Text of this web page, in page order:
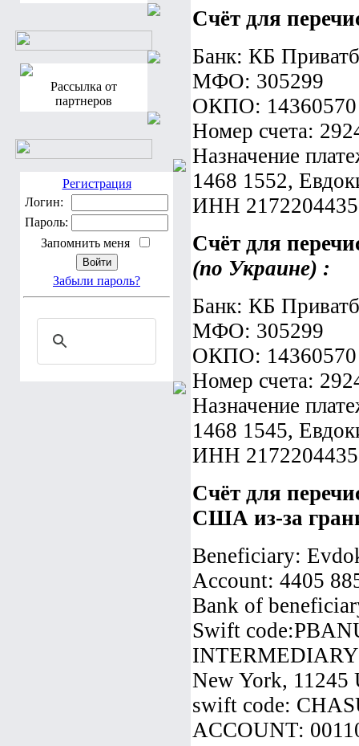
Рассылка от
партнеров
Регистрация
Логин:
Пароль:
Запомнить меня
Забыли пароль?
Счёт для
Банк: КБ
МФО: 305299
ОКПО: 14360570
Номер счета:
Назначение
1468 1552,
ИНН 2172204435
Счёт для
(по Украине) :
Банк: КБ
МФО: 305299
ОКПО: 14360570
Номер счета:
Назначение
1468 1545,
ИНН 2172204435
Счёт для
США из-за
Beneficiary:
Account: 4405
Bank of
Swift
New York, 11245
swift code:
ACCOUNT: